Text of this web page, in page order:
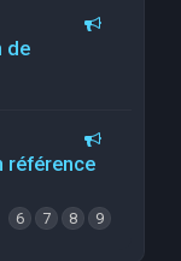
de
référence
6 7 8 9